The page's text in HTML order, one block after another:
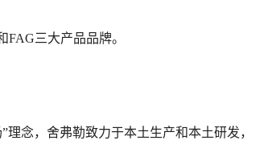
FAG三大产品品牌。
”理念，舍弗勒致力于本土生产和本土研发，